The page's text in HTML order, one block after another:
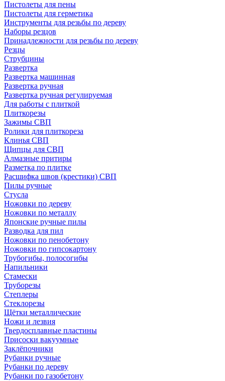
Пистолеты для пены
Пистолеты для герметика
Инструменты для резьбы по дереву
Наборы резцов
Принадлежности для резьбы по дереву
Резцы
Струбцины
Развертка
Развертка машинная
Развертка ручная
Развертка ручная регулируемая
Для работы с плиткой
Плиткорезы
Зажимы СВП
Ролики для плиткореза
Клинья СВП
Щипцы для СВП
Алмазные притиры
Разметка по плитке
Расшифка швов (крестики) СВП
Пилы ручные
Стусла
Ножовки по дереву
Ножовки по металлу
Японские ручные пилы
Разводка для пил
Ножовки по пенобетону
Ножовки по гипсокартону
Трубогибы, полосогибы
Напильники
Стамески
Труборезы
Степлеры
Стеклорезы
Щётки металлические
Ножи и лезвия
Твердосплавные пластины
Присоски вакуумные
Заклёпочники
Рубанки ручные
Рубанки по дереву
Рубанки по газобетону